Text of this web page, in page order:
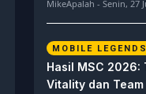
MikeApalah - Senin, 27
MOBILE LEGENDS
Hasil MSC 2026:
Vitality dan Team